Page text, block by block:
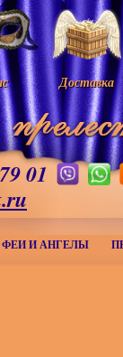
Доставка
01
ФЕИ И АНГЕЛЫ